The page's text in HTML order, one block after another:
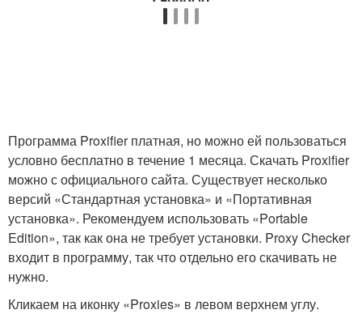
Программа Proxifier платная, но можно ей пользоваться
условно бесплатно в течение 1 месяца. Скачать Proxifier
можно с официального сайта. Существует несколько
версий «Стандартная установка» и «Портативная
установка». Рекомендуем использовать «Portable
Edition», так как она не требует установки. Proxy Checker
входит в программу, так что отдельно его скачивать не
нужно.
Кликаем на иконку «Proxies» в левом верхнем углу.